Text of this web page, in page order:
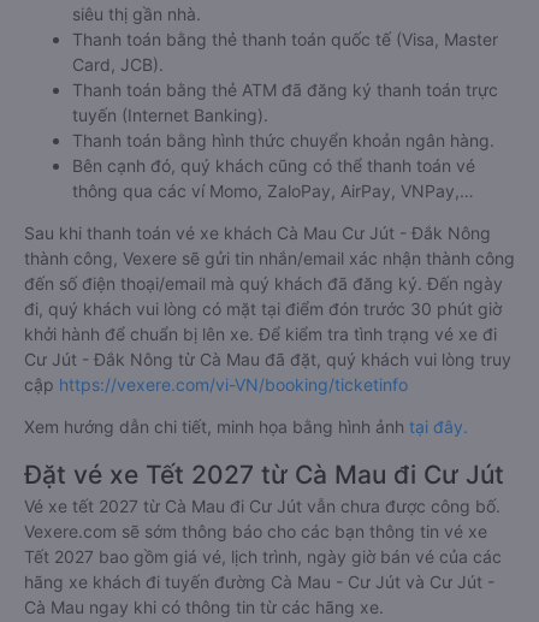
siêu thị gần nhà.
Thanh toán bằng thẻ thanh toán quốc tế (Visa, Master
Card, JCB).
Thanh toán bằng thẻ ATM đã đăng ký thanh toán trực
tuyến (Internet Banking).
Thanh toán bằng hình thức chuyển khoản ngân hàng.
Bên cạnh đó, quý khách cũng có thể thanh toán vé
thông qua các ví Momo, ZaloPay, AirPay, VNPay,…
Sau khi thanh toán vé xe khách Cà Mau Cư Jút - Đắk Nông
thành công, Vexere sẽ gửi tin nhắn/email xác nhận thành công
đến số điện thoại/email mà quý khách đã đăng ký. Đến ngày
đi, quý khách vui lòng có mặt tại điểm đón trước 30 phút giờ
khởi hành để chuẩn bị lên xe. Để kiểm tra tình trạng vé xe đi
Cư Jút - Đắk Nông từ Cà Mau đã đặt, quý khách vui lòng truy
cập https://vexere.com/vi-VN/booking/ticketinfo
Xem hướng dẫn chi tiết, minh họa bằng hình ảnh tại đây.
Đặt vé xe Tết 2027 từ Cà Mau đi Cư Jút
Vé xe tết 2027 từ Cà Mau đi Cư Jút vẫn chưa được công bố.
Vexere.com sẽ sớm thông báo cho các bạn thông tin vé xe
Tết 2027 bao gồm giá vé, lịch trình, ngày giờ bán vé của các
hãng xe khách đi tuyến đường Cà Mau - Cư Jút và Cư Jút -
Cà Mau ngay khi có thông tin từ các hãng xe.